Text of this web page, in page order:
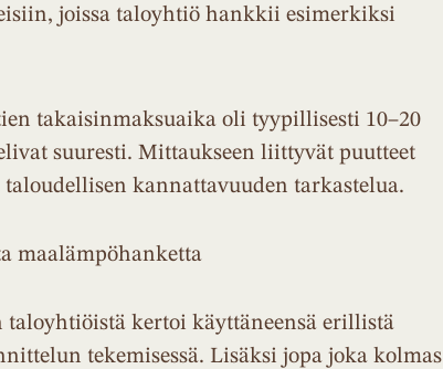
joissa taloyhtiö hankkii esimerkiksi
takaisinmaksuaika oli tyypillisesti 10–20
suuresti. Mittaukseen liittyvät puutteet
kannattavuuden tarkastelua.
maalämpöhanketta
kertoi käyttäneensä erillistä
tekemisessä. Lisäksi jopa joka kolmas